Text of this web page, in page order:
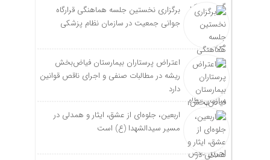
برگزاری نخستین جلسه هماهنگی قرارگاه
جوانی جمعیت در سازمان نظام پزشکی
اعتراض پرستاران بیمارستان فیاض‌بخش
ریشه در مطالبات صنفی و اجرای ناقص قوانین
دارد
اربعین، جلوه‌ای از عشق، ایثار و همدلی در
مسیر سیدالشهدا (ع) است